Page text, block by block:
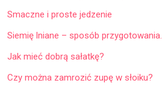
Smaczne i proste jedzenie
Siemię lniane – sposób przygotowania.
Jak mieć dobrą sałatkę?
Czy można zamrozić zupę w słoiku?